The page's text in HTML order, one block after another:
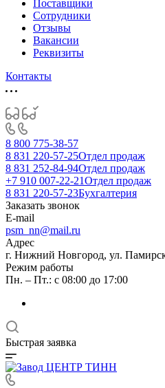
Поставщики
Сотрудники
Отзывы
Вакансии
Реквизиты
Контакты
8 800 775-38-57
8 831 220-57-25Отдел продаж
8 831 252-84-94Отдел продаж
+7 910 007-22-21Отдел продаж
8 831 220-57-23Бухгалтерия
Заказать звонок
E-mail
psm_nn@mail.ru
Адрес
г. Нижний Новгород, ул.
Режим работы
Пн. – Пт.: с 08:00 до 17:00
Быстрая заявка